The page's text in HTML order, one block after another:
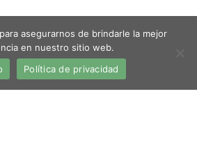
asegurarnos de brindarle la mejor
en nuestro sitio web.
Política de privacidad